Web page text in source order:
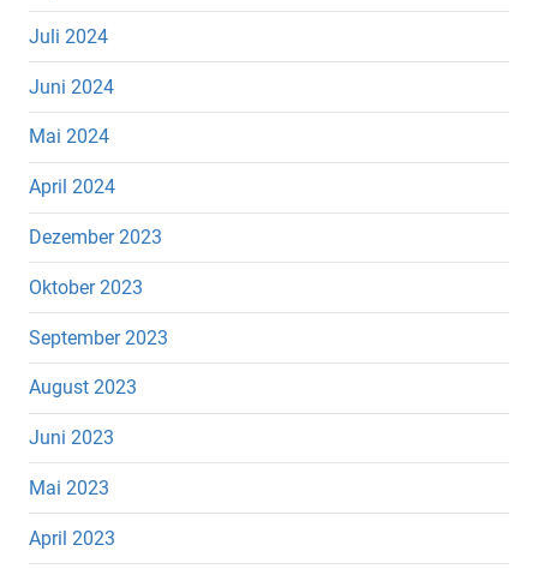
Juli 2024
Juni 2024
Mai 2024
April 2024
Dezember 2023
Oktober 2023
September 2023
August 2023
Juni 2023
Mai 2023
April 2023